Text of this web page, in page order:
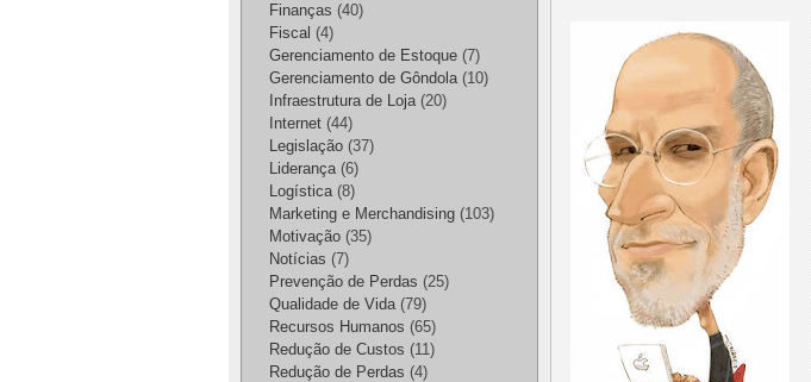
Finanças (40)
Fiscal (4)
Gerenciamento de Estoque (7)
Gerenciamento de Gôndola (10)
Infraestrutura de Loja (20)
Internet (44)
Legislação (37)
Liderança (6)
Logística (8)
Marketing e Merchandising (103)
Motivação (35)
Notícias (7)
Prevenção de Perdas (25)
Qualidade de Vida (79)
Recursos Humanos (65)
Redução de Custos (11)
Redução de Perdas (4)